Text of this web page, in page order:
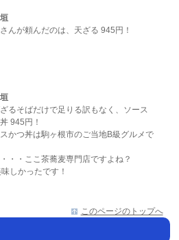
んが頼んだのは、天ざる 945円！
るそばだけで足りる訳もなく、ソース
945円！
かつ丼は駒ヶ根市のご当地B級グルメで
・・ここ茶蕎麦専門店ですよね？
しかったです！
このページのトップへ